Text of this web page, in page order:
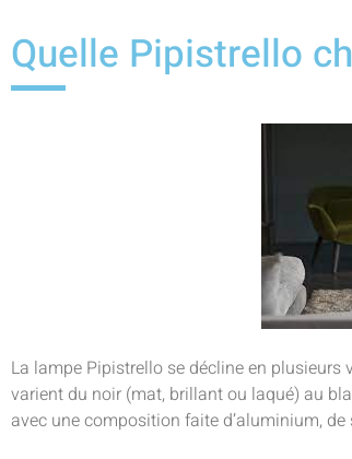
Quelle Pipistrello
La lampe Pipistrello se décline en plusieurs
varient du noir (mat, brillant ou laqué) au
avec une composition faite d’aluminium,